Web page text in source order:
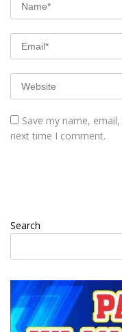
Save my name,
next time I comment.
Search